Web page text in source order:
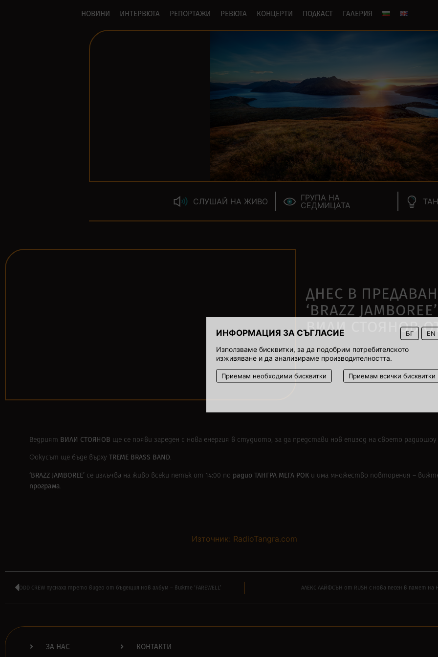
ИНФОРМАЦИЯ ЗА СЪГЛАСИЕ БГ EN
Използваме бисквитки, за да подобрим потребителското
изживяване и да анализираме производителността.
Приемам необходими бисквитки Приемам всички бисквитки
НОВИНИ ИНТЕРВЮТА РЕПОРТАЖИ РЕВЮТА КОНЦЕРТИ ПОДКАСТ ГАЛЕРИЯ
СЛУШАЙ НА ЖИВО
ГРУПА НА
СЕДМИЦАТА
ДНЕС В
‘BRAZZ
ВИЛИ СТОЯНОВ
4 март 2022
00:01
Ведрият ВИЛИ СТОЯНОВ ще се появи зареден с нова енергия в студиото, за да представи нов епизод на своето радиошоу
Фокусът ще бъде върху TREME BRASS BAND.
‘BRAZZ JAMBOREE’ се излъчва на живо всеки петък от 14:00 по радио ТАНГРА МЕГА РОК и има множество повторения –
програма.
Източник: RadioTangra.com
ODD CREW пуснаха трето видео от бъдещия нов албум – вижте ‘FAREWELL’ АЛЕКС ЛАЙФСЪН от RUSH с нова песен в памет
ЗА НАС КОНТАКТИ